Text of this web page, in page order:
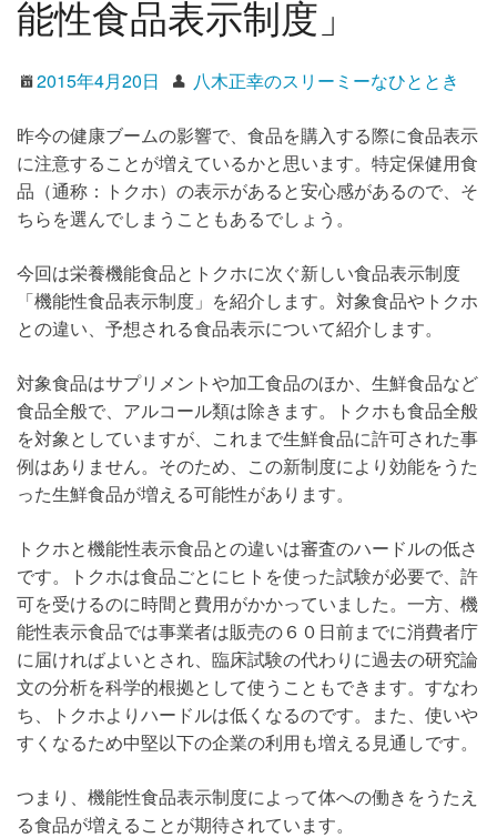
能性食品表示制度」
2015年4月20日 八木正幸のスリーミーなひととき
昨今の健康ブームの影響で、食品を購入する際に食品表示
に注意することが増えているかと思います。特定保健用食
品（通称：トクホ）の表示があると安心感があるので、そ
ちらを選んでしまうこともあるでしょう。
今回は栄養機能食品とトクホに次ぐ新しい食品表示制度
「機能性食品表示制度」を紹介します。対象食品やトクホ
との違い、予想される食品表示について紹介します。
対象食品はサプリメントや加工食品のほか、生鮮食品など
食品全般で、アルコール類は除きます。トクホも食品全般
を対象としていますが、これまで生鮮食品に許可された事
例はありません。そのため、この新制度により効能をうた
った生鮮食品が増える可能性があります。
トクホと機能性表示食品との違いは審査のハードルの低さ
です。トクホは食品ごとにヒトを使った試験が必要で、許
可を受けるのに時間と費用がかかっていました。一方、機
能性表示食品では事業者は販売の６０日前までに消費者庁
に届ければよいとされ、臨床試験の代わりに過去の研究論
文の分析を科学的根拠として使うこともできます。すなわ
ち、トクホよりハードルは低くなるのです。また、使いや
すくなるため中堅以下の企業の利用も増える見通しです。
つまり、機能性食品表示制度によって体への働きをうたえ
る食品が増えることが期待されています。